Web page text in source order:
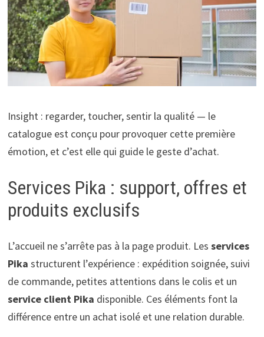
Insight : regarder, toucher, sentir la qualité — le
catalogue est conçu pour provoquer cette première
émotion, et c’est elle qui guide le geste d’achat.
Services Pika : support, offres et
produits exclusifs
L’accueil ne s’arrête pas à la page produit. Les services
Pika structurent l’expérience : expédition soignée, suivi
de commande, petites attentions dans le colis et un
service client Pika disponible. Ces éléments font la
différence entre un achat isolé et une relation durable.